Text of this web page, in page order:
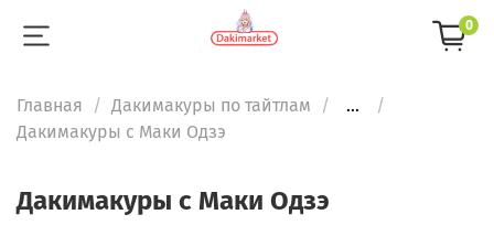
0
Главная Дакимакуры по тайтлам
...
Дакимакуры с Маки Одзэ
Дакимакуры с Маки Одзэ